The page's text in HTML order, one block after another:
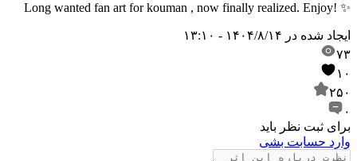
Long wanted fan art for kouman , now finally realized. Enjoy! ✨
ایجاد شده در ۱۴۰۴/۸/۱۴ - ۱۳:۱۰
۷۳
۱۰
۲۵۰
۰
برای ثبت نظر باید
وارد حسابت بشی